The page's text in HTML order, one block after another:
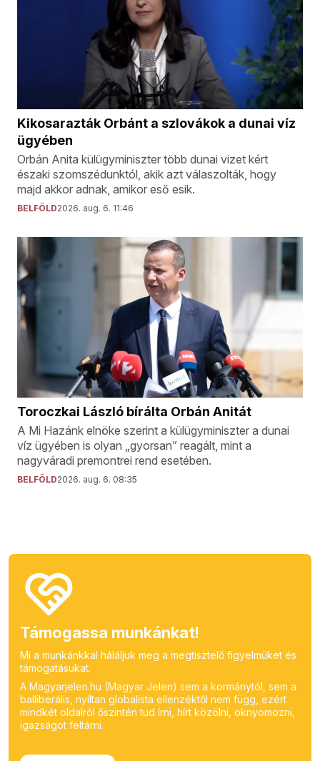
Kikosarazták Orbánt a szlovákok a dunai víz
ügyében
Orbán Anita külügyminiszter több dunai vizet kért
északi szomszédunktól, akik azt válaszolták, hogy
majd akkor adnak, amikor eső esik.
BELFÖLD2026. aug. 6. 11:46
Toroczkai László bírálta Orbán Anitát
A Mi Hazánk elnöke szerint a külügyminiszter a dunai
víz ügyében is olyan „gyorsan” reagált, mint a
nagyváradi premontrei rend esetében.
BELFÖLD2026. aug. 6. 08:35
Támogassa munkánkat!
Mi a munkánkkal háláljuk meg a megtisztelő figyelmüket és
támogatásukat.
A Magyarjelen.hu (Magyar Jelen) sem a kormánytól, sem a
balliberális, nyíltan globalista ellenzéktől nem függ, ezért
mindkét oldalról őszintén tud írni, hírt közölni, oknyomozni,
igazságot feltárni.